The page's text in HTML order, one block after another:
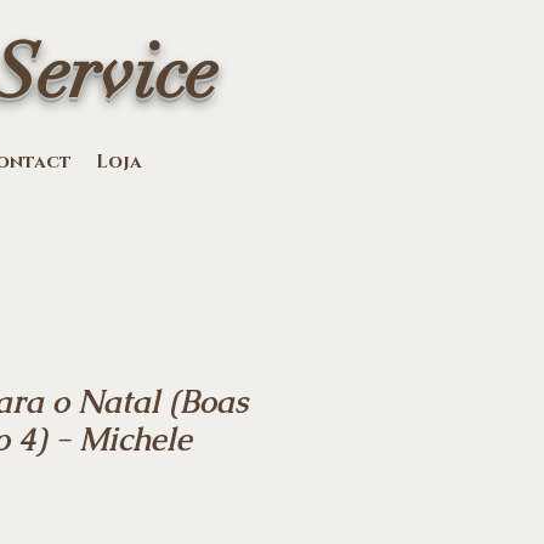
Loja
o Natal (Boas
4) - Michele